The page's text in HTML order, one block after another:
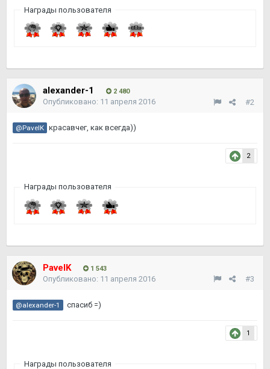
Награды пользователя
alexander-1 2 480
#2
Опубликовано: 11 апреля 2016
@PavelK красавчег, как всегда))
2
Награды пользователя
PavelK 1 543
#3
Опубликовано: 11 апреля 2016
@alexander-1 спасиб =)
1
Награды пользователя